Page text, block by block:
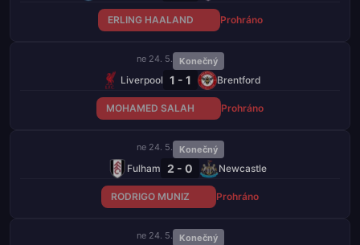
ERLING HAALAND Prohráno
ne 24. 5. Konečný
Liverpool 1 - 1 Brentford
MOHAMED SALAH Prohráno
ne 24. 5. Konečný
Fulham 2 - 0 Newcastle
RODRIGO MUNIZ Prohráno
ne 24. 5. Konečný